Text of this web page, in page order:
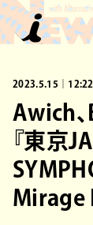
2023.5.15｜12:22
Awich、
『東京
Mirage